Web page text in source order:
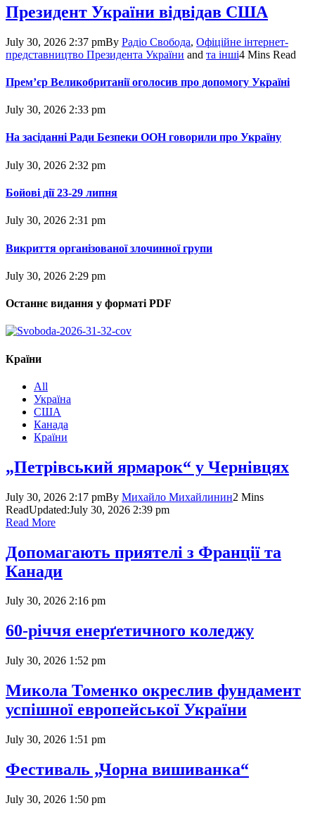
Президент України відвідав США
July 30, 2026 2:37 pmBy Радіо Свобода, Офіційне інтернет-
представництво Президента України and та інші4 Mins Read
Прем’єр Великобританії оголосив про допомогу Україні
July 30, 2026 2:33 pm
На засіданні Ради Безпеки ООН говорили про Україну
July 30, 2026 2:32 pm
Бойові дії 23-29 липня
July 30, 2026 2:31 pm
Викриття організованої злочинної групи
July 30, 2026 2:29 pm
Останнє видання у форматі PDF
Країни
All
Україна
США
Канада
Країни
„Петрівський ярмарок“ у Чернівцях
July 30, 2026 2:17 pmBy Михайло Михайлинин2 Mins
ReadUpdated:July 30, 2026 2:39 pm
Read More
Допомагають приятелі з Франції та
Канади
July 30, 2026 2:16 pm
60-річчя енерґетичного коледжу
July 30, 2026 1:52 pm
Микола Томенко окреслив фундамент
успішної европейської України
July 30, 2026 1:51 pm
Фестиваль „Чорна вишиванка“
July 30, 2026 1:50 pm